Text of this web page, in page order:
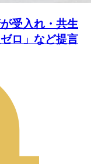
受入れ・共生
ロ」など提言